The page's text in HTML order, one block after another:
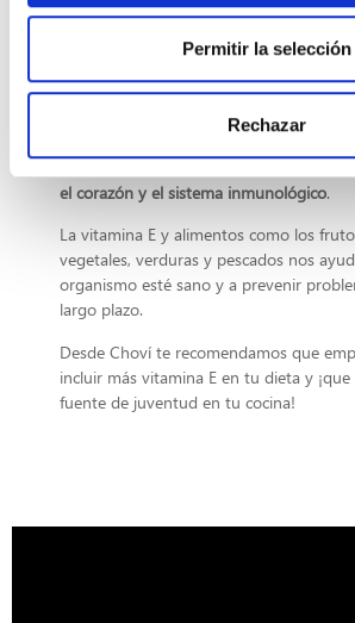
Permitir la selección
Rechazar
¿Cómo evitarlo?
llevar una
dieta saludable y equilibrada
Recuerda que esun nutriente clave
el corazón y el sistema inmunológico.
La vitamina E y alimentos como los
vegetales, verduras y pescados nos
organismo esté sano y a prevenir
largo plazo.
Desde Choví te recomendamos que
incluir más vitamina E en tu dieta y
fuente de juventud en tu cocina!